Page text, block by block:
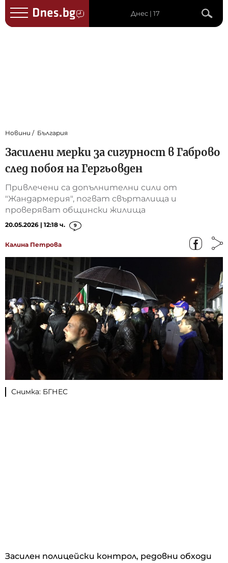
Днес | 17
Новини България
Засилени мерки за сигурност в Габрово
след побоя на Гергьовден
Привлечени са допълнителни сили от
"Жандармерия", погват свърталища и
проверяват общински жилища
20.05.2026 | 12:18 ч. 9
Калина Петрова
Снимка: БГНЕС
Засилен полицейски контрол, редовни обходи